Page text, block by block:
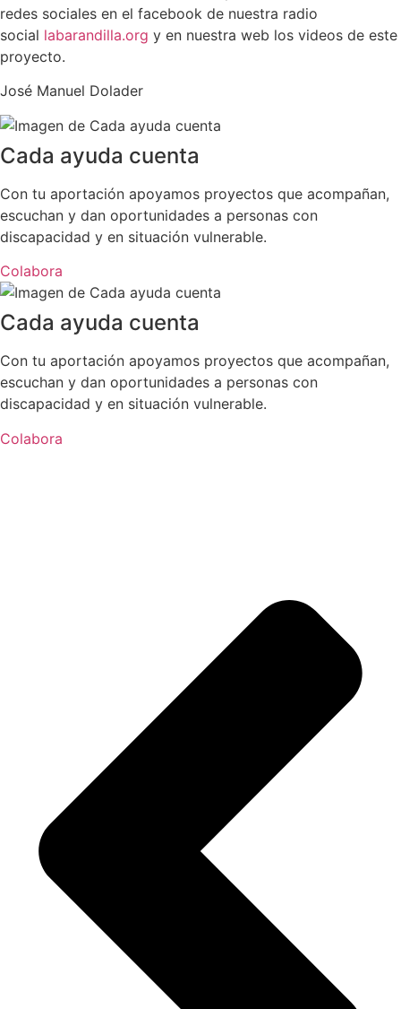
redes sociales en el facebook de nuestra radio
social labarandilla.org y en nuestra web los videos de este
proyecto.
José Manuel Dolader
Cada ayuda cuenta
Con tu aportación apoyamos proyectos que acompañan,
escuchan y dan oportunidades a personas con
discapacidad y en situación vulnerable.
Colabora
Cada ayuda cuenta
Con tu aportación apoyamos proyectos que acompañan,
escuchan y dan oportunidades a personas con
discapacidad y en situación vulnerable.
Colabora